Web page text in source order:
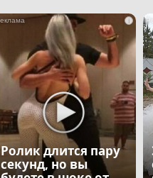
i
Ролик длится пару
секунд, но вы